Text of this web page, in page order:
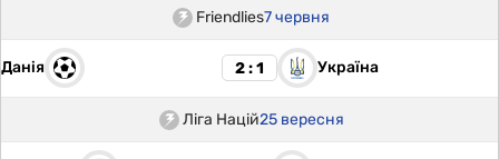
Friendlies7 червня
Данія 2 : 1 Україна
Ліга Націй25 вересня